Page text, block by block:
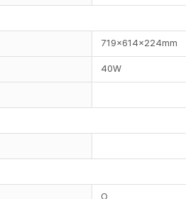
719x614x224mm
40W
O